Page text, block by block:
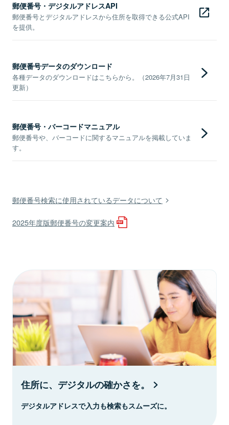
郵便番号・デジタルアドレスAPI
郵便番号とデジタルアドレスから住所を取得できる公式API
を提供。
郵便番号データのダウンロード
各種データのダウンロードはこちらから。（2026年7月31日
更新）
郵便番号・バーコードマニュアル
郵便番号や、バーコードに関するマニュアルを掲載していま
す。
郵便番号検索に使用されているデータについて
2025年度版郵便番号の変更案内
住所に、デジタルの確かさを。
デジタルアドレスで入力も検索もスムーズに。